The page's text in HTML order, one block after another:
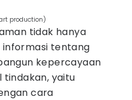
production)
tidak hanya
tentang
kepercayaan
tindakan, yaitu
cara